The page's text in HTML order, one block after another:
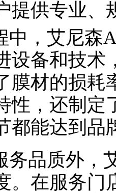
提供专业、
中，艾尼森
设备和技术
膜材的损耗
性，还制定
都能达到品
务品质外，
。在服务